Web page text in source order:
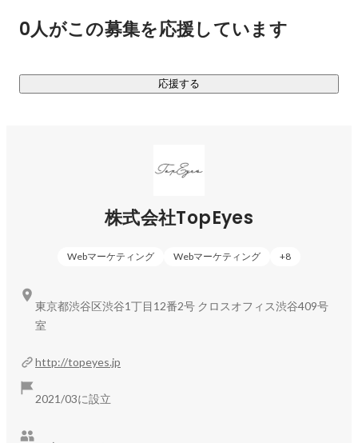
・購入者20万人以上、累計150万個出荷を誇るタレントプロ
デュース商品
得した活力サプリ
・台湾で人気沸騰中の酵素ドリンク
0人がこの募集を応援しています
応援する
株式会社TopEyes
Webマーケティング Webマーケティング +8
http://topeyes.jp
2021/03に設立
東京都渋谷区渋谷1丁目12番2号 クロスオフィス渋谷409号
室